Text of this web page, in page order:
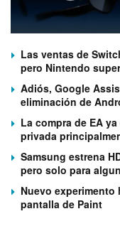
Las ventas de
pero Nintendo
Adiós, Google
eliminación de
La compra de EA
privada
Samsung estrena
pero solo para
Nuevo experimento
pantalla de Paint